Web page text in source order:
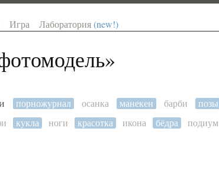
Игра Лаборатория(new!)
»
порножурнал осанка манекен барби
позы
кукла ноги красотка икона бёдра
подиум